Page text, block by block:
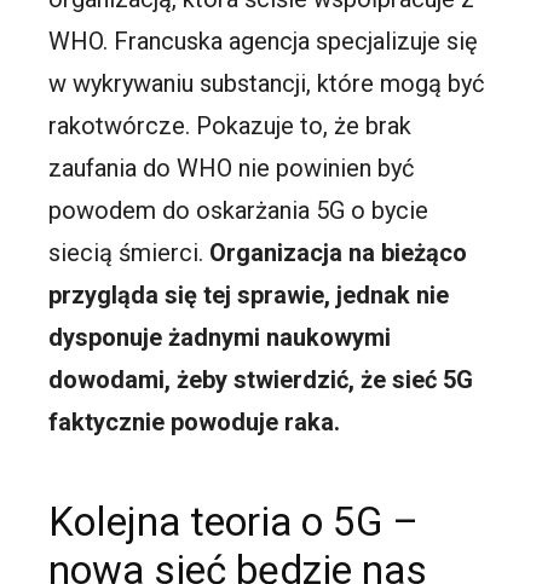
WHO. Francuska agencja specjalizuje się
w wykrywaniu substancji, które mogą być
rakotwórcze. Pokazuje to, że brak
zaufania do WHO nie powinien być
powodem do oskarżania 5G o bycie
siecią śmierci. Organizacja na bieżąco
przygląda się tej sprawie, jednak nie
dysponuje żadnymi naukowymi
dowodami, żeby stwierdzić, że sieć 5G
faktycznie powoduje raka.
Kolejna teoria o 5G –
nowa sieć będzie nas